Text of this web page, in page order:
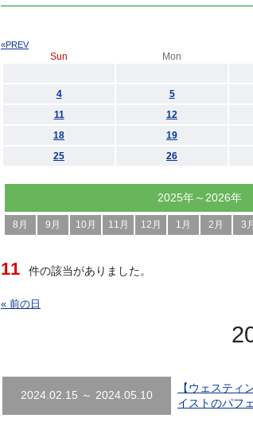
«PREV
Sun Mon
4
5
11
12
18
19
25
26
2025年～2026年
8月 9月 10月 11月 12月 1月 2月 3月
11 件の該当がありました。
« 前の日
2024.02.15 ～ 2024.05.10
【ウェステ
イストのパフ